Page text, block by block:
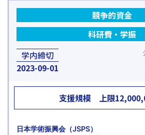
競争的資金
科研費・学振
学内締切
2023 09-01
支援規模 上限
日本学術振興会（JSPS）